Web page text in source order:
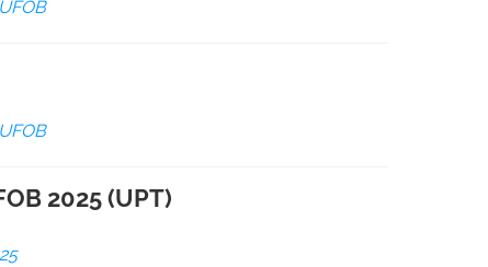
2025 (UPT)